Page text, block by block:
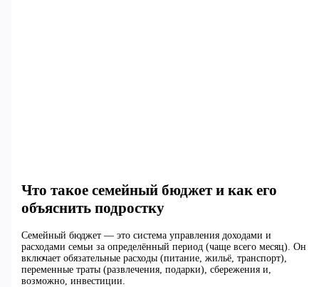
Что такое семейный бюджет и как его
объяснить подростку
Семейный бюджет — это система управления доходами и
расходами семьи за определённый период (чаще всего месяц). Он
включает обязательные расходы (питание, жильё, транспорт),
переменные траты (развлечения, подарки), сбережения и,
возможно, инвестиции.